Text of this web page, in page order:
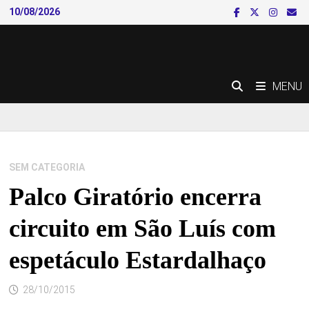
Skip
to
10/08/2026
MENU
SEM CATEGORIA
Palco Giratório encerra
circuito em São Luís com
espetáculo Estardalhaço
28/10/2015